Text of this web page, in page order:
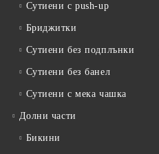
Сутиени с push-up
Бриджитки
Сутиени без подплънки
Сутиени без банел
Сутиени с мека чашка
Долни части
Бикини